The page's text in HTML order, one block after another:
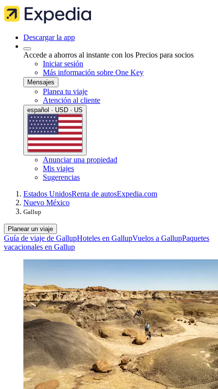
Descargar la app
Accede a ahorros al instante con los Precios para socios
Iniciar sesión
Más información sobre One Key
Mensajes
Planea tu viaje
Atención al cliente
español · USD · US
Anunciar una propiedad
Mis viajes
Sugerencias
Estados UnidosRenta de autosExpedia.com
Nuevo México
Gallup
Planear un viaje
Guía de viaje de GallupHoteles en GallupVuelos a GallupPaquetes
vacacionales en Gallup